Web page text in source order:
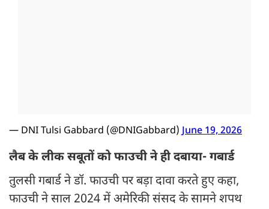
— DNI Tulsi Gabbard (@DNIGabbard)June 19, 2026
लैब के लीक सबूतों को फाउची ने ही दबाया- गबार्ड
तुलसी गबार्ड ने डॉ. फाउची पर बड़ा दावा करते हुए कहा,
फाउची ने साल 2024 में अमेरिकी संसद के सामने शपथ